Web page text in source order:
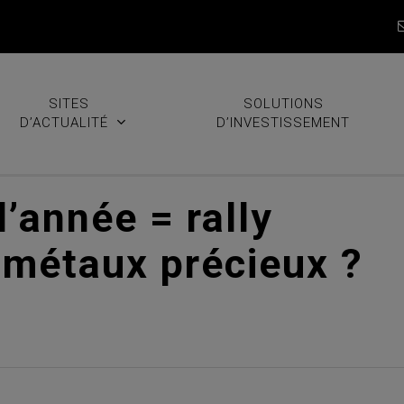
SITES
D’ACTUALITÉ
SOLUTIONS
D’INVESTISSEMENT
= rally
précieux ?